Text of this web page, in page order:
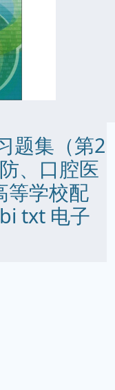
题集（第2
、口腔医
等学校配
txt 电子